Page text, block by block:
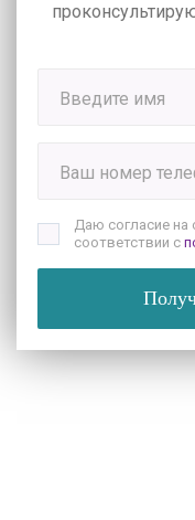
Введите имя
Ваш номер
Даю согласие на
соответствии с